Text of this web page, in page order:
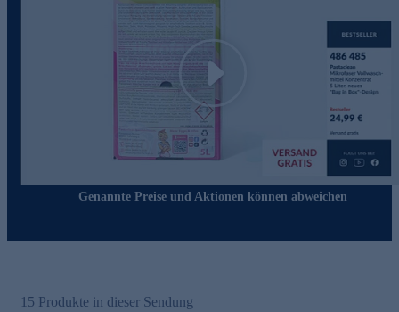
Play
Genannte Preise und Aktionen können abweichen
15 Produkte in dieser Sendung